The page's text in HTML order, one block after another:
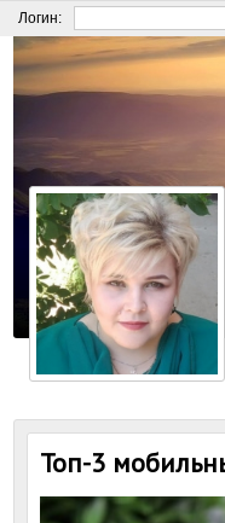
Логин:
Топ-3